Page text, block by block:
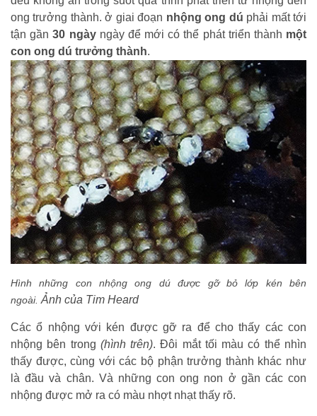
ong trưởng thành. ở giai đoạn nhộng ong dú phải mất tới
tận gần30 ngày ngày để mới có thể phát triển thành một
con ong dú trưởng thành.
Hình những con nhộng ong dú được gỡ bỏ lớp kén bên
ngoài. Ảnh của Tim Heard
Các ổ nhộng với kén được gỡ ra để cho thấy các con
nhộng bên trong (hình trên). Đôi mắt tối màu có thể nhìn
thấy được, cùng với các bộ phận trưởng thành khác như
là đầu và chân. Và những con ong non ở gần các con
nhộng được mở ra có màu nhợt nhạt thấy rõ.